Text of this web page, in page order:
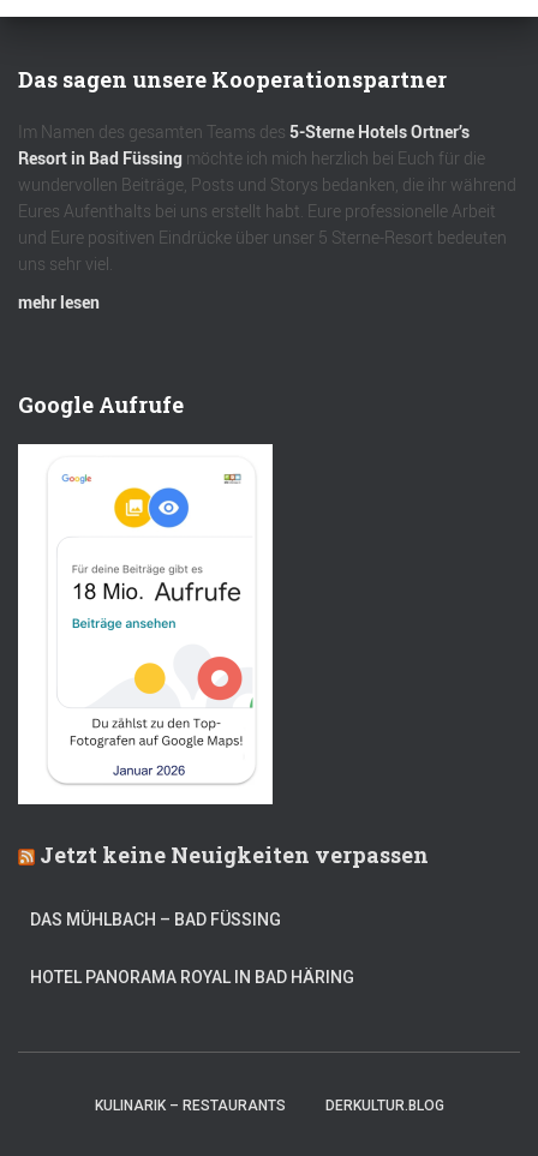
Das sagen unsere Kooperationspartner
Im Namen des gesamten Teams des 5-Sterne Hotels Ortner’s
Resort in Bad Füssing möchte ich mich herzlich bei Euch für die
wundervollen Beiträge, Posts und Storys bedanken, die ihr während
Eures Aufenthalts bei uns erstellt habt. Eure professionelle Arbeit
und Eure positiven Eindrücke über unser 5 Sterne-Resort bedeuten
uns sehr viel.
mehr lesen
Google Aufrufe
Jetzt keine Neuigkeiten verpassen
DAS MÜHLBACH – BAD FÜSSING
HOTEL PANORAMA ROYAL IN BAD HÄRING
KULINARIK – RESTAURANTS DERKULTUR.BLOG